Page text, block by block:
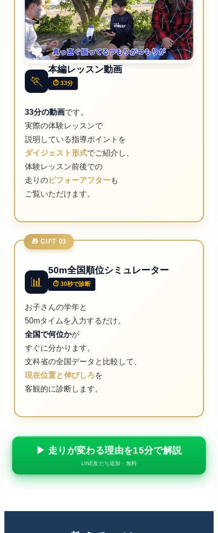
🏃
本編レッスン動画
⏱ 33分
33分の動画です。
実際の体験レッスンで
説明している指導ポイントを
ダイジェスト形式でご紹介し、
体験レッスン前後での
走りのビフォーアフターも
ご覧いただけます。
🎁 GIFT 03
📊
50m全国順位シミュレーター
⏱ 30秒で診断
お子さんの学年と
50mタイムを入力するだけ。
全国で何位かが
すぐに分かります。
文科省の全国データと比較して、
現在位置と伸びしろを
客観的に診断します。
▶ 走りが変わる理由を15分で解説
LINE友だち追加・無料